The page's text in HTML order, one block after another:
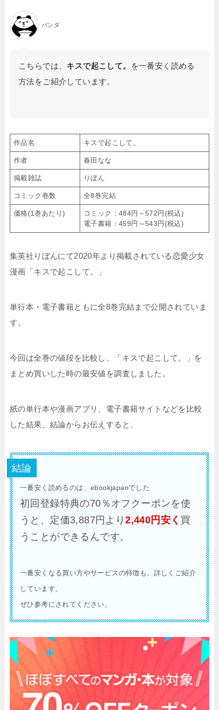
パンダ
こちらでは、 キスで起こして。
を一番安く読める
方法をご紹介しています。
作品名 キスで起こして。
作者 春田なな
掲載雑誌 りぼん
コミック巻数 全8巻完結
価格(1巻あたり)
コミック：484円～572円(税込)
電子書籍：459円～543円(税込)
集英社りぼんにて2020年より掲載されている恋愛少女
漫画「キスで起こして。」
単行本・電子書籍ともに全8巻完結まで公開されていま
す。
今回は全巻の値段を比較し、「キスで起こして。」を
まとめ買いした時の最安値を調査しました。
紙の単行本や漫画アプリ、電子書籍サイトなどを比較
した結果、結論からお伝えすると、
結論
一番安く読めるのは、ebookjapanでした
初回登録特典の70％オフクーポンを使
うと、定価3,887円より2,440円安く 買
うことができるんです。
一番安くなる買い方やサービスの特徴も、詳しくご紹介
しています。
ぜひ参考にされてください。